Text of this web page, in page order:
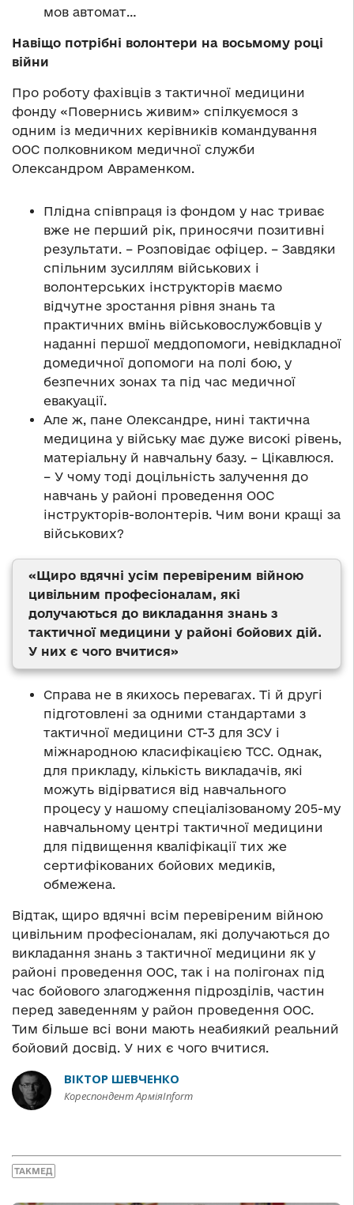
мов автомат…
Навіщо потрібні волонтери на восьмому році
війни
Про роботу фахівців з тактичної медицини
фонду «Повернись живим» спілкуємося з
одним із медичних керівників командування
ООС полковником медичної служби
Олександром Авраменком.
Плідна співпраця із фондом у нас триває
вже не перший рік, приносячи позитивні
результати. – Розповідає офіцер. – Завдяки
спільним зусиллям військових і
волонтерських інструкторів маємо
відчутне зростання рівня знань та
практичних вмінь військовослужбовців у
наданні першої меддопомоги, невідкладної
домедичної допомоги на полі бою, у
безпечних зонах та під час медичної
евакуації.
Але ж, пане Олександре, нині тактична
медицина у війську має дуже високі рівень,
матеріальну й навчальну базу. – Цікавлюся.
– У чому тоді доцільність залучення до
навчань у районі проведення ООС
інструкторів-волонтерів. Чим вони кращі за
військових?
«Щиро вдячні усім перевіреним війною
цивільним професіоналам, які
долучаються до викладання знань з
тактичної медицини у районі бойових дій.
У них є чого вчитися»
Справа не в якихось перевагах. Ті й другі
підготовлені за одними стандартами з
тактичної медицини СТ-3 для ЗСУ і
міжнародною класифікацією ТСС. Однак,
для прикладу, кількість викладачів, які
можуть відірватися від навчального
процесу у нашому спеціалізованому 205-му
навчальному центрі тактичної медицини
для підвищення кваліфікації тих же
сертифікованих бойових медиків,
обмежена.
Відтак, щиро вдячні всім перевіреним війною
цивільним професіоналам, які долучаються до
викладання знань з тактичної медицини як у
районі проведення ООС, так і на полігонах під
час бойового злагодження підрозділів, частин
перед заведенням у район проведення ООС.
Тим більше всі вони мають неабиякий реальний
бойовий досвід. У них є чого вчитися.
ВІКТОР ШЕВЧЕНКО
Кореспондент АрміяInform
ТАКМЕД